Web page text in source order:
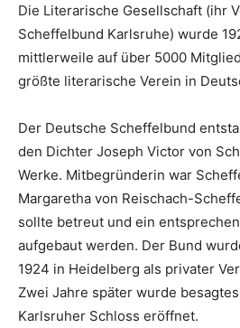
Die Literarische Gesellschaft (ihr
Scheffelbund Karlsruhe) wurde
mittlerweile auf über 5000
größte literarische Verein in
Der Deutsche Scheffelbund
den Dichter Joseph Victor von
Werke. Mitbegründerin war
Margaretha von Reischach-
sollte betreut und ein
aufgebaut werden. Der Bund
1924 in Heidelberg als privater
Zwei Jahre später wurde
Karlsruher Schloss eröffnet.